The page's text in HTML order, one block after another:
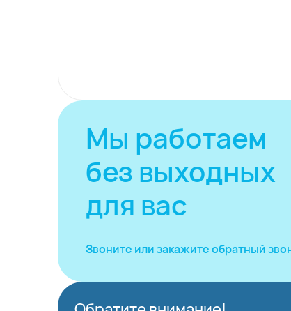
Мы работаем
без выходных
для вас
Звоните или закажитеобратный